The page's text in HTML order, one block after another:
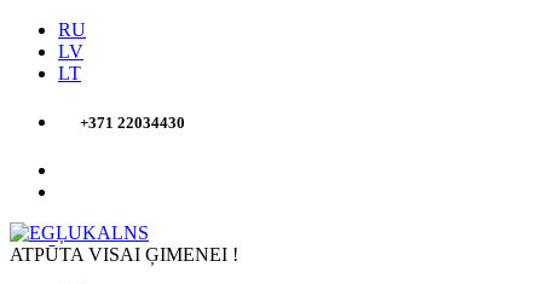
RU
LV
LT
+371 22034430
ATPŪTA VISAI ĢIMENEI !